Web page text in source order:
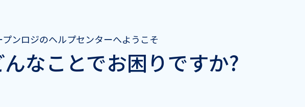
プンロジのヘルプセンターへようこそ
んなことでお困りですか?